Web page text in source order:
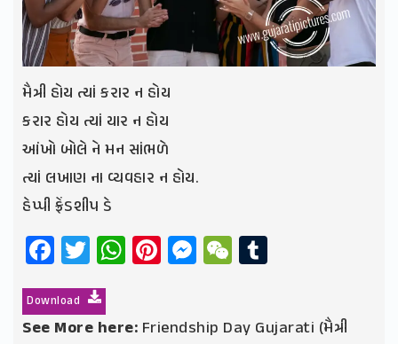
મૈત્રી હોય ત્યાં કરાર ન હોય
કરાર હોય ત્યાં યાર ન હોય
આંખો બોલે ને મન સાંભળે
ત્યાં લખાણ ના વ્યવહાર ન હોય.
હેપ્પી ફ્રેંડશીપ ડે
Facebook
Twitter
WhatsApp
Pinterest
Messenger
WeChat
Download
See More here: Friendship Day Gujarati (મૈત્રી